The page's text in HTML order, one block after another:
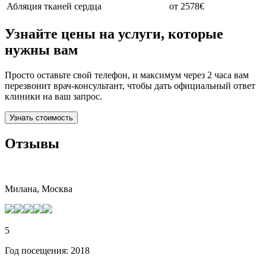
Абляция тканей сердца
от 2578€
Узнайте цены на услуги, которые
нужны вам
Просто оставьте свой телефон, и максимум через 2 часа вам
перезвонит врач-консультант, чтобы дать официальный ответ
клиники на ваш запрос.
Узнать стоимость
Отзывы
Милана, Москва
5
Год посещения: 2018